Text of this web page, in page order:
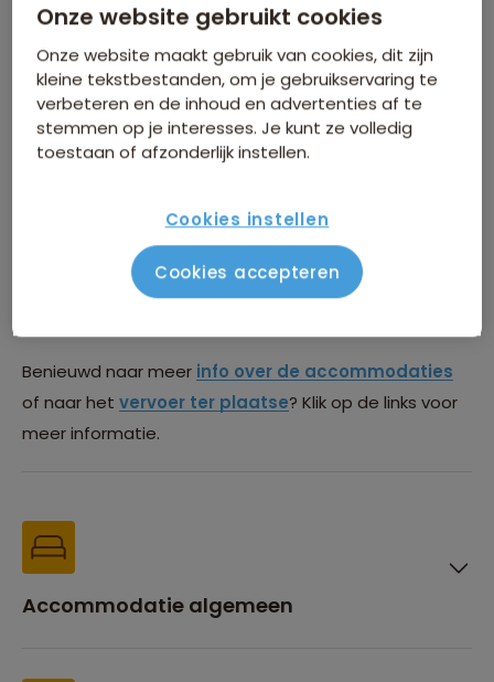
Groenland
Verblijf & vervoer
Hieronder volgt een selectie van de accommodaties
lijst is na boeking te vinden in de Sawadee Reisapp.
Deze lijst is onder voorbehoud van wijzigingen. Het kan
voorkomen dat we vanwege beschikbaarheid uitwijken
Benieuwd naar meer info over de accommodaties
of naar het vervoer ter plaatse? Klik op de links voor
meer informatie.
Accommodatie algemeen
Onze website gebruikt cookies
Onze website maakt gebruik van cookies, dit zijn
kleine tekstbestanden, om je gebruikservaring te
verbeteren en de inhoud en advertenties af te
stemmen op je interesses. Je kunt ze volledig
toestaan of afzonderlijk instellen.
Cookies instellen
Cookies accepteren